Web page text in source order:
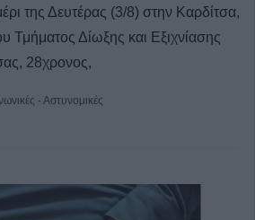
της Δευτέρας (3/8) στην Καρδίτσα,
Τμήματος Δίωξης και Εξιχνίασης
28χρονος,
- Αστυνομικές